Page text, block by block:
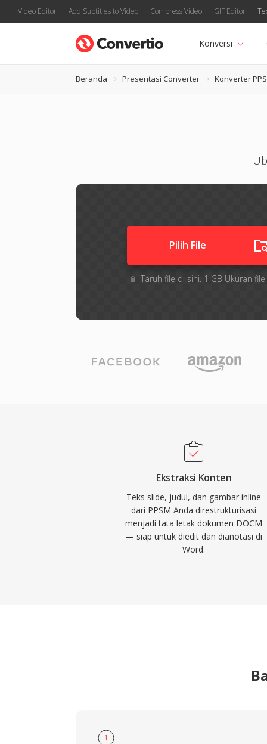
Video Editor Add Subtitles to Video Compress Video GIF Editor
Konversi
Beranda Presentasi Converter Konverter
Pilih File
Taruh file di sini. 1 GB Ukuran
Ekstraksi Konten
Teks slide, judul, dan gambar inline
dari PPSM Anda direstrukturisasi
menjadi tata letak dokumen DOCM
— siap untuk diedit dan dianotasi di
Word.
1